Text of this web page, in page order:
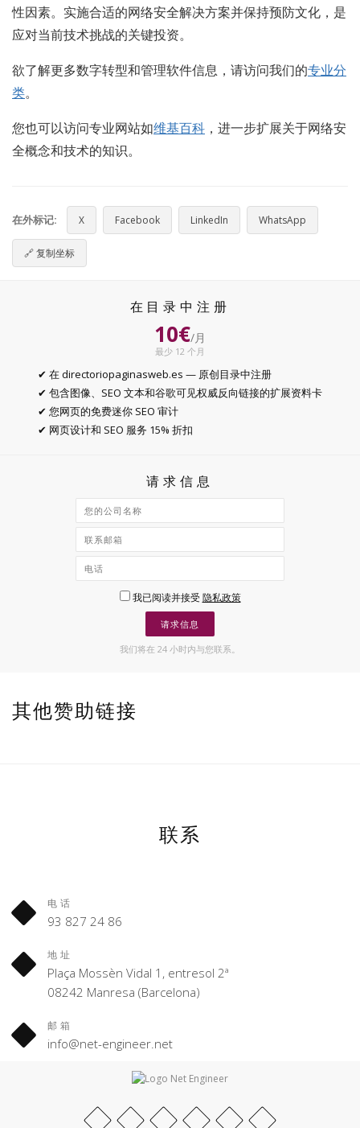
性因素。实施合适的网络安全解决方案并保持预防文化，是
应对当前技术挑战的关键投资。
欲了解更多数字转型和管理软件信息，请访问我们的专业分
类。
您也可以访问专业网站如维基百科 ，进一步扩展关于网络安
全概念和技术的知识。
在外标记: X Facebook LinkedIn WhatsApp
🔗复制坐标
在目录中注册
10€/月
最少 12 个月
✔ 在 directoriopaginasweb.es — 原创目录中注册
✔ 包含图像、SEO 文本和谷歌可见权威反向链接的扩展资料卡
✔ 您网页的免费迷你 SEO 审计
✔ 网页设计和 SEO 服务 15% 折扣
请求信息
我已阅读并接受 隐私政策
请求信息
我们将在 24 小时内与您联系。
其他赞助链接
联系
电话
93 827 24 86
地址
Plaça Mossèn Vidal 1, entresol 2ª
08242 Manresa (Barcelona)
邮箱
info@net-engineer.net